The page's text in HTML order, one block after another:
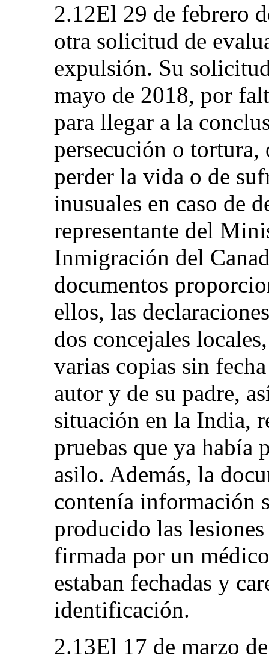
2.12El 29 de febrero
otra solicitud de
expulsión. Su
mayo de 2018, por
para llegar a la
persecución o
perder la vida o de
inusuales en caso de
representante del
Inmigración del
documentos
ellos, las
dos concejales
varias copias sin
autor y de su padre,
situación en la India,
pruebas que ya había
asilo. Además, la
contenía información
producido las
firmada por un
estaban fechadas y
identificación.
2.13El 17 de marzo